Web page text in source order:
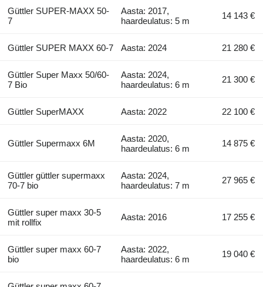
Güttler SUPER-MAXX 50-
7
Aasta: 2017,
haardeulatus: 5 m
14 143 €
Güttler SUPER MAXX 60-7 Aasta: 2024 21 280 €
Güttler Super Maxx 50/60-
7 Bio
Aasta: 2024,
haardeulatus: 6 m
21 300 €
Güttler SuperMAXX Aasta: 2022 22 100 €
Güttler Supermaxx 6M
Aasta: 2020,
haardeulatus: 6 m
14 875 €
Güttler güttler supermaxx
70-7 bio
Aasta: 2024,
haardeulatus: 7 m
27 965 €
Güttler super maxx 30-5
mit rollfix
Aasta: 2016 17 255 €
Güttler super maxx 60-7
bio
Aasta: 2022,
haardeulatus: 6 m
19 040 €